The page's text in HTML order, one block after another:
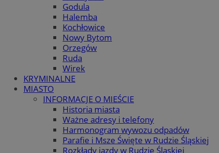
Godula
Halemba
Kochłowice
Nowy Bytom
Orzegów
Ruda
Wirek
KRYMINALNE
MIASTO
INFORMACJE O MIEŚCIE
Historia miasta
Ważne adresy i telefony
Harmonogram wywozu odpadów
Parafie i Msze Święte w Rudzie Śląskiej
Rozkłady jazdy w Rudzie Śląskiej